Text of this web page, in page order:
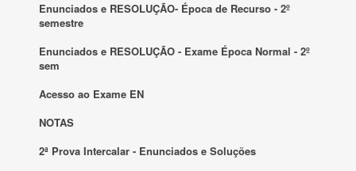
Enunciados e RESOLUÇÃO- Época de Recurso - 2º
semestre
Enunciados e RESOLUÇÃO - Exame Época Normal - 2º
sem
Acesso ao Exame EN
NOTAS
2ª Prova Intercalar - Enunciados e Soluções